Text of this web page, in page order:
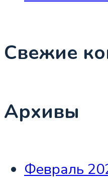
Свежие
Архивы
Февраль